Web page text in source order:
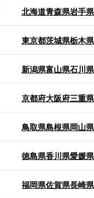
北海道青森県岩手県
東京都茨城県栃木県
新潟県富山県石川県
京都府大阪府三重県
鳥取県島根県岡山県
徳島県香川県愛媛県
福岡県佐賀県長崎県